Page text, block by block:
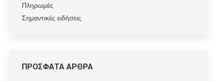
Πληρωμές
Σημαντικές ειδήσεις
ΠΡΟΣΦΑΤΑ ΑΡΘΡΑ